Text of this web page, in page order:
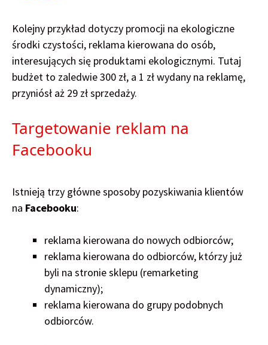
Kolejny przykład dotyczy promocji na ekologiczne
środki czystości, reklama kierowana do osób,
interesujących się produktami ekologicznymi. Tutaj
budżet to zaledwie 300 zł, a 1 zł wydany na reklamę,
przyniósł aż 29 zł sprzedaży.
Targetowanie reklam na
Facebooku
Istnieją trzy główne sposoby pozyskiwania klientów
na Facebooku:
reklama kierowana do nowych odbiorców;
reklama kierowana do odbiorców, którzy już
byli na stronie sklepu (remarketing
dynamiczny);
reklama kierowana do grupy podobnych
odbiorców.